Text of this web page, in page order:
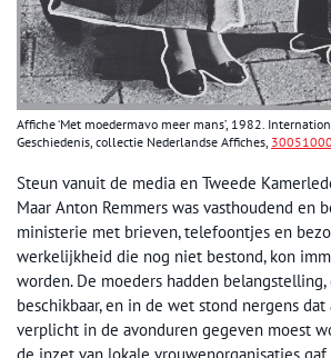
Affiche ‘Met moedermavo meer mans’, 1982.
Geschiedenis, collectie Nederlandse Affiches,
Steun vanuit de media en Tweede
Maar Anton Remmers was vasthoudend en
ministerie met brieven, telefoontjes en
werkelijkheid die nog niet bestond, kon
worden. De moeders hadden
beschikbaar, en in de wet stond nergens
verplicht in de avonduren gegeven moest
de inzet van lokale vrouwenorganisaties